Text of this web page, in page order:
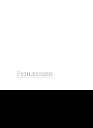
Резиденции